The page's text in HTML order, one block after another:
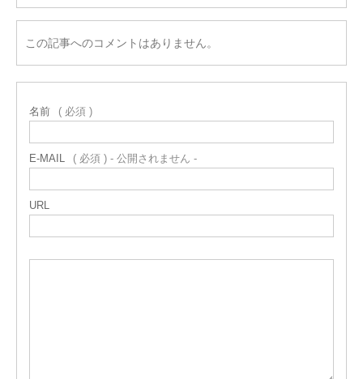
この記事へのコメントはありません。
名前 ( 必須 )
E-MAIL ( 必須 ) - 公開されません -
URL